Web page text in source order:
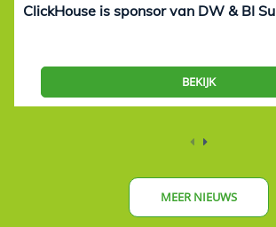
ClickHouse is sponsor van DW & BI
BEKIJK
MEER NIEUWS